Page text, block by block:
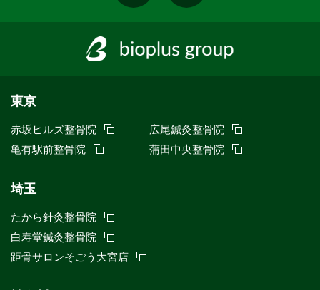
東京
赤坂ヒルズ整骨院
広尾鍼灸整骨院
亀有駅前整骨院
蒲田中央整骨院
埼玉
たから針灸整骨院
白寿堂鍼灸整骨院
距骨サロンそごう大宮店